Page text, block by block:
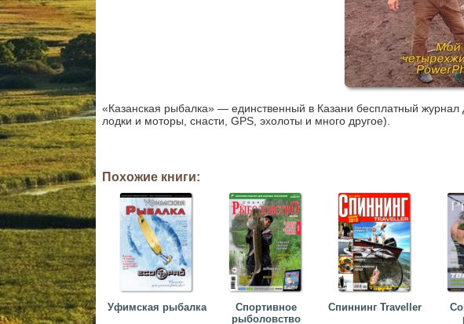
«Казанская рыбалка» — единственный в Казани бесплатный
лодки и моторы, снасти, GPS, эхолоты и много другое).
Похожие книги:
Уфимская рыбалка
Спортивное
рыболовство
Спиннинг Traveller